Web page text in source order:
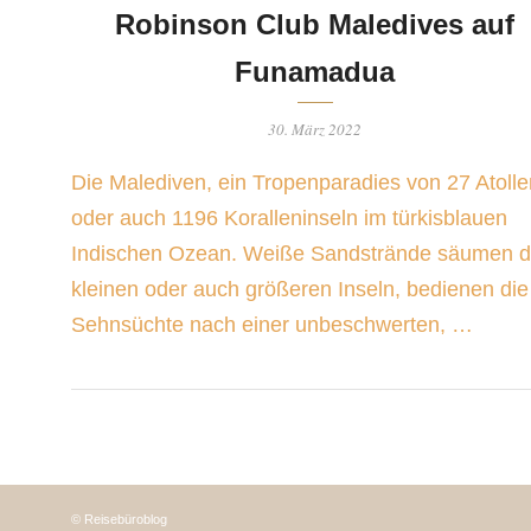
Robinson Club Maledives auf
Funamadua
30. März 2022
Die Malediven, ein Tropenparadies von 27
oder auch 1196 Koralleninseln im türkisblauen
Indischen Ozean. Weiße Sandstrände säumen
kleinen oder auch größeren Inseln, bedienen die
Sehnsüchte nach einer unbeschwerten, …
© Reisebüroblog